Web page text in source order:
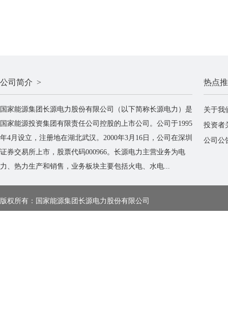
公司简介 >
国家能源集团长源电力股份有限公司（以下简称长源电力）是
国家能源投资集团有限责任公司控股的上市公司。公司于1995
年4月设立，注册地在湖北武汉。2000年3月16日，公司在深圳
证券交易所上市，股票代码000966。长源电力主营业务为电
力、热力生产和销售，业务板块主要包括火电、水电...
热点
关于我
投资者
公司公
版权所有：国家能源集团长源电力股份有限公司